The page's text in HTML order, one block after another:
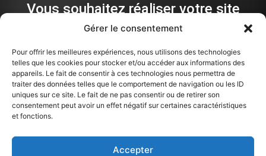
Gérer le consentement
Pour offrir les meilleures expériences, nous utilisons des technologies
telles que les cookies pour stocker et/ou accéder aux informations des
appareils. Le fait de consentir à ces technologies nous permettra de
traiter des données telles que le comportement de navigation ou les ID
uniques sur ce site. Le fait de ne pas consentir ou de retirer son
consentement peut avoir un effet négatif sur certaines caractéristiques
et fonctions.
Accepter
Vous souhaitez réaliser votre site
Internet, une refonte ou des
Que ce soit pour de la conception, du graphisme, ou pour
monter une équipe autour de votre projet, je peux vous aider
à différentes étapes.